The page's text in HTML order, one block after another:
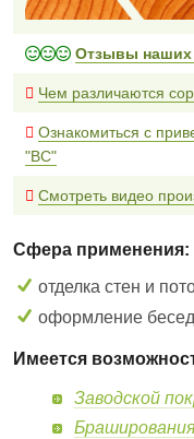
Отзывы наших
Чем различаются
Ознакомиться с
"BC"
Смотреть видео
Сфера применения:
отделка стен и
оформление
Имеется
Заводской